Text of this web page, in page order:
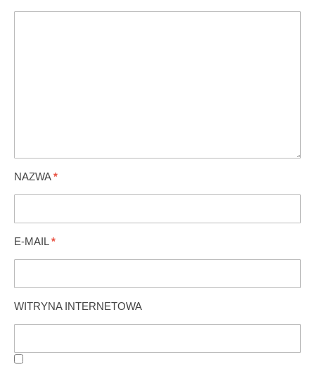
NAZWA*
E-MAIL *
WITRYNA INTERNETOWA